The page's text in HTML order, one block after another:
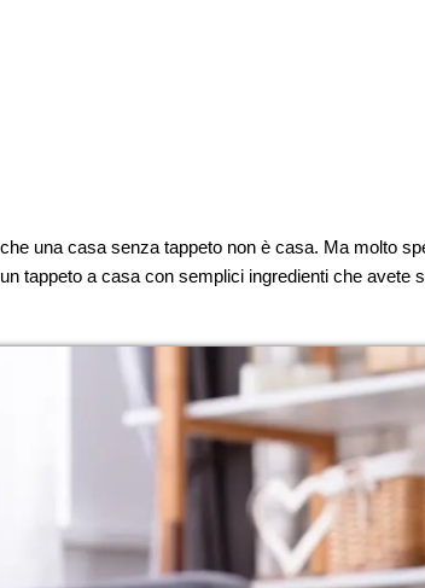
una casa senza tappeto non è casa. Ma molto
tappeto a casa con semplici ingredienti che avete